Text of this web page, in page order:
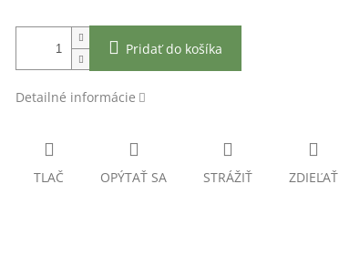
Pridať do košíka
Detailné informácie
TLAČ OPÝTAŤ SA STRÁŽIŤ ZDIEĽAŤ